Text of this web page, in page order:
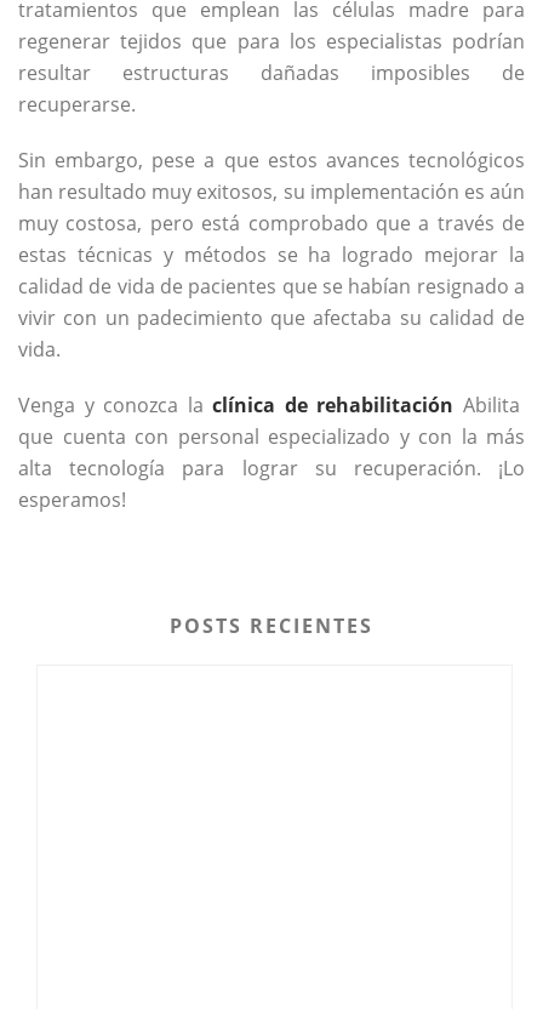
tratamientos que emplean las células madre para
regenerar tejidos que para los especialistas podrían
resultar estructuras dañadas imposibles de
recuperarse.
Sin embargo, pese a que estos avances tecnológicos
han resultado muy exitosos, su implementación es aún
muy costosa, pero está comprobado que a través de
estas técnicas y métodos se ha logrado mejorar la
calidad de vida de pacientes que se habían resignado a
vivir con un padecimiento que afectaba su calidad de
vida.
Venga y conozca laclínica de rehabilitación Abilita
que cuenta con personal especializado y con la más
alta tecnología para lograr su recuperación. ¡Lo
esperamos!
POSTS RECIENTES